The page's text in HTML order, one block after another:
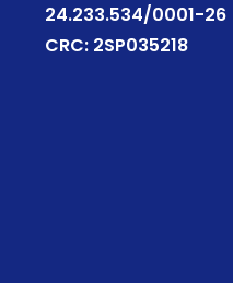
24.233.534/0001-26
CRC: 2SP035218